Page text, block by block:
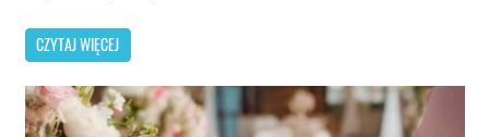
CZYTAJ WIĘCEJ